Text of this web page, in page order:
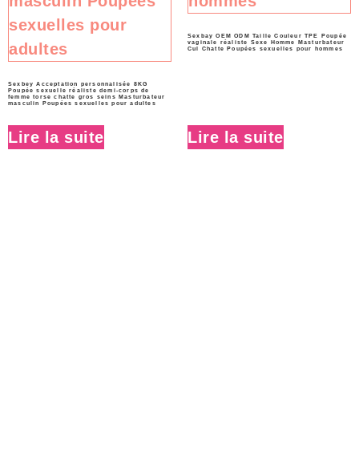
Sexbey Acceptation personnalisée 8KG
Poupée sexuelle réaliste demi-corps de
femme torse chatte gros seins Masturbateur
masculin Poupées sexuelles pour adultes
Lire la suite
Sexbay OEM ODM Taille Couleur TPE Poupée
vaginale réaliste Sexe Homme Masturbateur
Cul Chatte Poupées sexuelles pour hommes
Lire la suite